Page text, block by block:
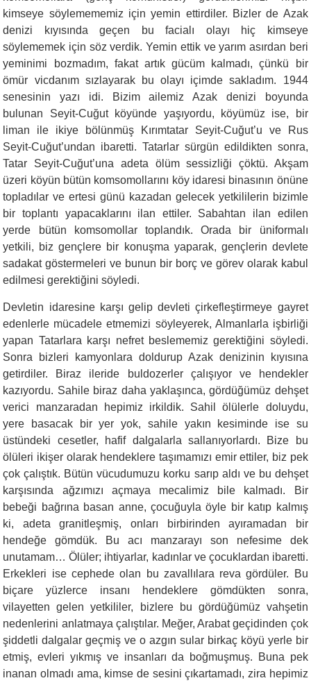
kimseye söyle­mememiz için yemin ettirdiler. Bizler de Azak
denizi kıyısında ge­çen bu facialı olayı hiç kimseye
söylememek için söz verdik. Yemin ettik ve yarım asırdan beri
yeminimi bozmadım, fakat artık gücüm kalmadı, çünkü bir
ömür vicdanım sızlayarak bu olayı içimde sak­ladım. 1944
senesinin yazı idi. Bizim ailemiz Azak denizi boyunda
bulunan Seyit-Cuğut köyünde yaşıyordu, köyümüz ise, bir
liman ile ikiye bölünmüş Kırımtatar Seyit-Cuğut’u ve Rus
Seyit-Cuğut’undan ibaretti. Tatarlar sürgün edildikten sonra,
Tatar Seyit-Cuğut’una adeta ölüm sessizliği çöktü. Akşam
üzeri köyün bütün komsomollarını köy idaresi binasının önüne
topladılar ve ertesi günü kazadan gele­cek yetkililerin bizimle
bir toplantı yapacaklarını ilan ettiler. Sabahtan ilan edilen
yerde bütün komsomollar toplandık. Orada bir üni­formalı
yetkili, biz gençlere bir konuşma yaparak, gençlerin devlete
sadakat göstermeleri ve bunun bir borç ve görev olarak kabul
edil­mesi gerektiğini söyledi.
Devletin idaresine karşı gelip devleti çirkefleştirmeye gayret
edenlerle mücadele etmemizi söyleyerek, Almanlarla işbirliği
ya­pan Tatarlara karşı nefret beslememiz gerektiğini söyledi.
Sonra bizleri kamyonlara doldurup Azak denizinin kıyısına
getirdiler. Biraz ileride buldozerler çalışıyor ve hendekler
kazıyordu. Sa­hile biraz daha yaklaşınca, gördüğümüz dehşet
verici manzara­dan hepimiz irkildik. Sahil ölülerle doluydu,
yere basacak bir yer yok, sahile yakın kesiminde ise su
üstündeki cesetler, hafif dalga­larla sallanıyorlardı. Bize bu
ölüleri ikişer olarak hendeklere ta­şımamızı emir ettiler, biz pek
çok çalıştık. Bütün vücudumuzu korku sarıp aldı ve bu dehşet
karşısında ağzımızı açmaya meca­limiz bile kalmadı. Bir
bebeği bağrına basan anne, çocuğuyla öyle bir katıp kalmış
ki, adeta granitleşmiş, onları birbirinden ayıramadan bir
hendeğe gömdük. Bu acı manzarayı son nefesime dek
unutamam… Ölüler; ihtiyarlar, kadınlar ve çocuklardan ibaretti.
Erkekleri ise cephede olan bu zavallılara reva gördüler. Bu
biçare yüzlerce insanı hendeklere gömdükten sonra,
vilayetten gelen yet­kililer, bizlere bu gördüğümüz vahşetin
nedenlerini anlatmaya ça­lıştılar. Meğer, Arabat geçidinden çok
şiddetli dalgalar geçmiş ve o azgın sular birkaç köyü yerle bir
etmiş, evleri yıkmış ve insanları da boğmuşmuş. Buna pek
inanan olmadı ama, kimse de se­sini çıkartamadı, zira hepimiz